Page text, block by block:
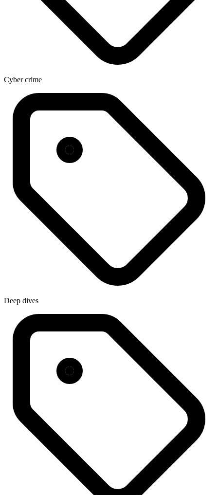
Cyber crime
Deep dives